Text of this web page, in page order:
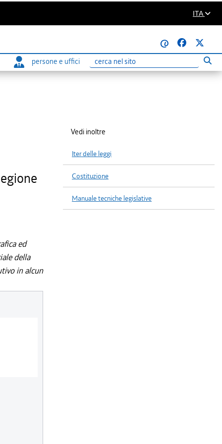
ITA
@
persone e uffici
Ricerca
ed
della
in alcun
Vedi inoltre
Iter delle leggi
Costituzione
Manuale tecniche legislative